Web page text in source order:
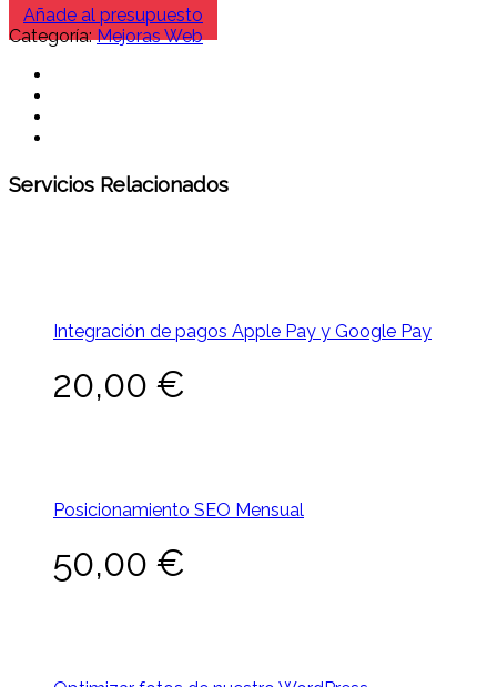
Añade al presupuesto
Categoría:Mejoras Web
Servicios Relacionados
Integración de pagos Apple Pay y Google Pay
20,00 €
Posicionamiento SEO Mensual
50,00 €